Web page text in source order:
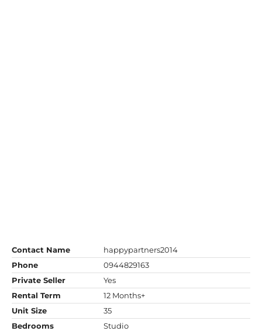
Contact Name
happypartners2014
Phone
0944829163
Private Seller
Yes
Rental Term
12 Months+
Unit Size
35
Bedrooms
Studio